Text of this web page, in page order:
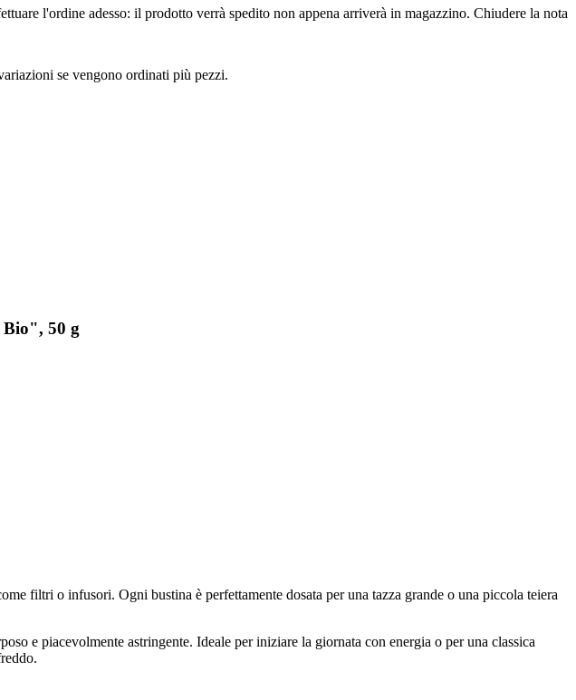
l'ordine adesso: il prodotto verrà spedito non appena arriverà in magazzino. Chiudere la nota
se vengono ordinati più pezzi.
Bio", 50 g
filtri o infusori. Ogni bustina è perfettamente dosata per una tazza grande o una piccola teiera
e piacevolmente astringente. Ideale per iniziare la giornata con energia o per una classica